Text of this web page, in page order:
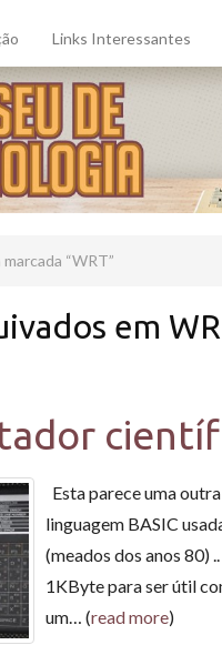
Links Interessantes
WRT
em
Esta parece uma
linguagem BASIC
(meados dos anos 80)
1KByte para ser útil
um… (read more)